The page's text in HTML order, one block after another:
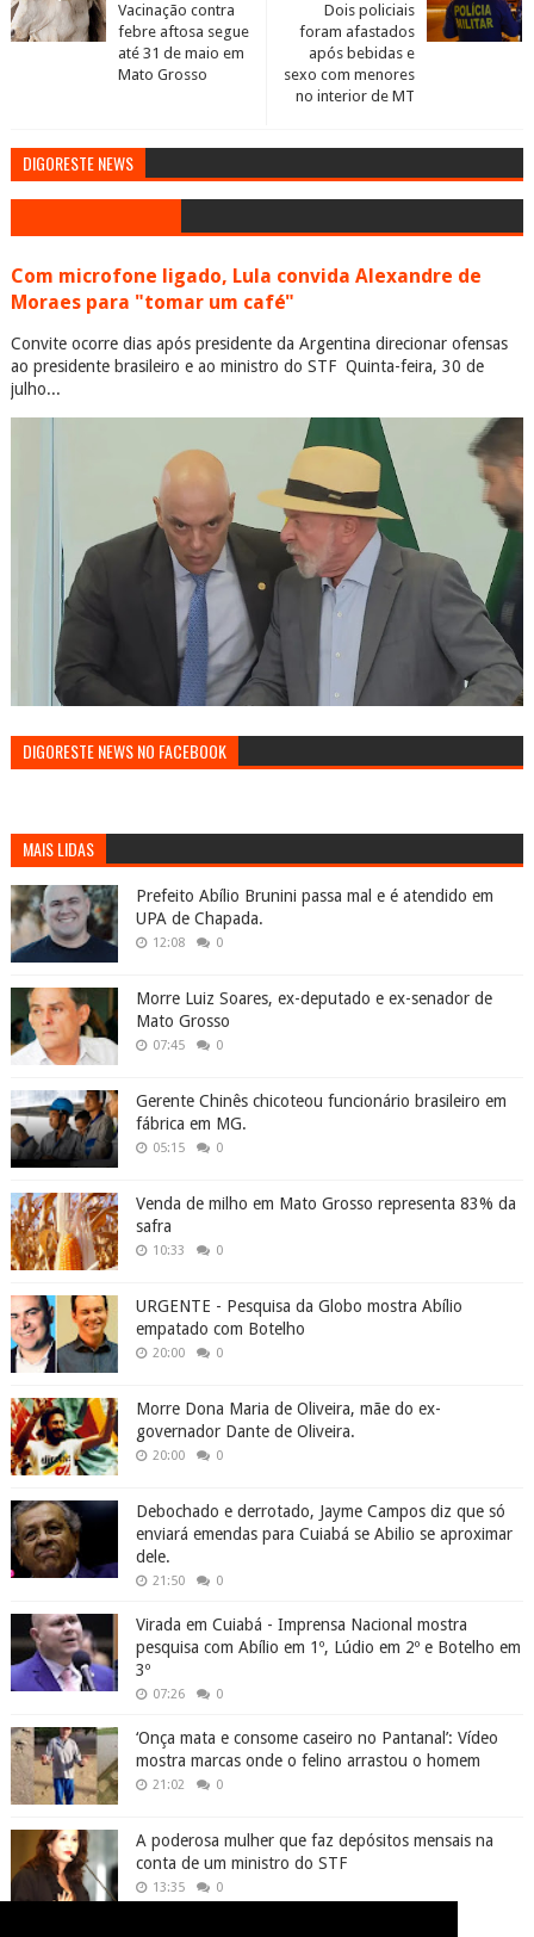
Dois policiais
foram afastados
após bebidas e
sexo com menores
no interior de MT
Vacinação contra
febre aftosa segue
até 31 de maio em
Mato Grosso
DIGORESTE NEWS
Com microfone ligado, Lula convida Alexandre de
Moraes para "tomar um café"
Convite ocorre dias após presidente da Argentina direcionar ofensas
ao presidente brasileiro e ao ministro do STF Quinta-feira, 30 de
julho...
DIGORESTE NEWS NO FACEBOOK
MAIS LIDAS
Prefeito Abílio Brunini passa mal e é atendido em
UPA de Chapada.
12:08 0
Morre Luiz Soares, ex-deputado e ex-senador de
Mato Grosso
07:45 0
Gerente Chinês chicoteou funcionário brasileiro em
fábrica em MG.
05:15 0
Venda de milho em Mato Grosso representa 83% da
safra
10:33 0
URGENTE - Pesquisa da Globo mostra Abílio
empatado com Botelho
20:00 0
Morre Dona Maria de Oliveira, mãe do ex-
governador Dante de Oliveira.
20:00 0
Debochado e derrotado, Jayme Campos diz que só
enviará emendas para Cuiabá se Abilio se aproximar
dele.
21:50 0
Virada em Cuiabá - Imprensa Nacional mostra
pesquisa com Abílio em 1º, Lúdio em 2º e Botelho em
3º
07:26 0
‘Onça mata e consome caseiro no Pantanal’: Vídeo
mostra marcas onde o felino arrastou o homem
21:02 0
A poderosa mulher que faz depósitos mensais na
conta de um ministro do STF
13:35 0